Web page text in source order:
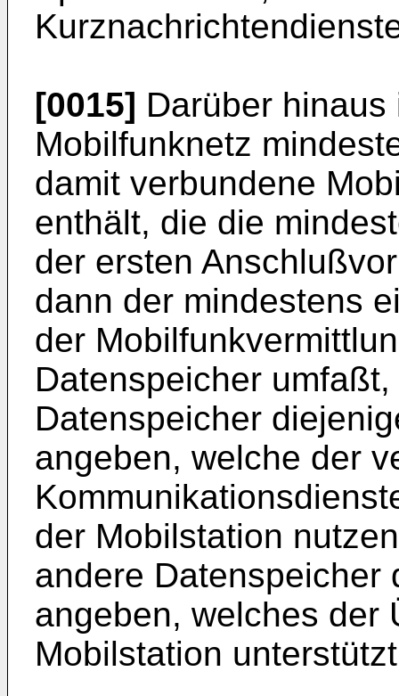
[0015] Darüber
Mobilfunknetz
damit verbundene
enthält, die die
der ersten
dann der mindestens
der
Datenspeicher
Datenspeicher
angeben, welche der
der Mobilstation
andere Datenspeicher
angeben, welches der
Mobilstation